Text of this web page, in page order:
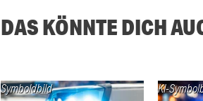
DAS KÖNNTE DICH
Symboldbild KI-